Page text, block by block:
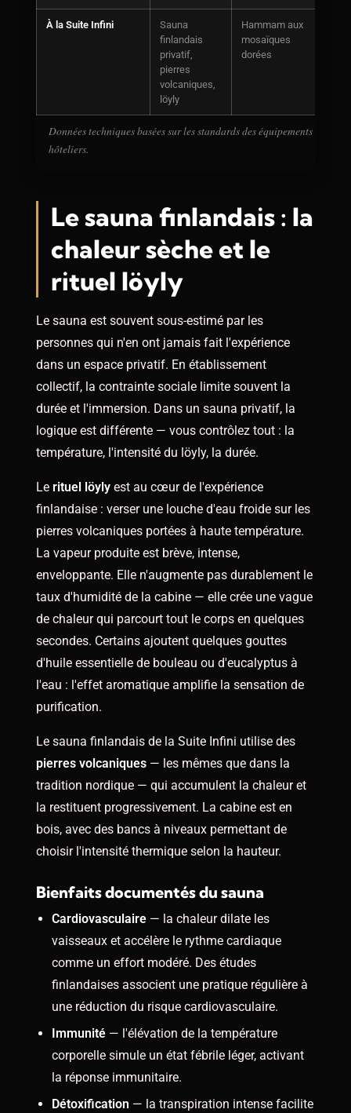
Données techniques basées sur les standards des équipements spa
hôteliers.
À la Suite Infini
Sauna
finlandais
privatif,
pierres
volcaniques,
löyly
Hammam aux
mosaïques
dorées
Le sauna finlandais : la
chaleur sèche et le
rituel löyly
Le sauna est souvent sous-estimé par les
personnes qui n'en ont jamais fait l'expérience
dans un espace privatif. En établissement
collectif, la contrainte sociale limite souvent la
durée et l'immersion. Dans un sauna privatif, la
logique est différente — vous contrôlez tout : la
température, l'intensité du löyly, la durée.
Le rituel löyly est au cœur de l'expérience
finlandaise : verser une louche d'eau froide sur les
pierres volcaniques portées à haute température.
La vapeur produite est brève, intense,
enveloppante. Elle n'augmente pas durablement le
taux d'humidité de la cabine — elle crée une vague
de chaleur qui parcourt tout le corps en quelques
secondes. Certains ajoutent quelques gouttes
d'huile essentielle de bouleau ou d'eucalyptus à
l'eau : l'effet aromatique amplifie la sensation de
purification.
Le sauna finlandais de la Suite Infini utilise des
pierres volcaniques — les mêmes que dans la
tradition nordique — qui accumulent la chaleur et
la restituent progressivement. La cabine est en
bois, avec des bancs à niveaux permettant de
choisir l'intensité thermique selon la hauteur.
Bienfaits documentés du sauna
Cardiovasculaire — la chaleur dilate les
vaisseaux et accélère le rythme cardiaque
comme un effort modéré. Des études
finlandaises associent une pratique régulière à
une réduction du risque cardiovasculaire.
Immunité — l'élévation de la température
corporelle simule un état fébrile léger, activant
la réponse immunitaire.
Détoxification — la transpiration intense facilite